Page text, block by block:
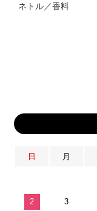
ネトル／香料
日 月
2 3